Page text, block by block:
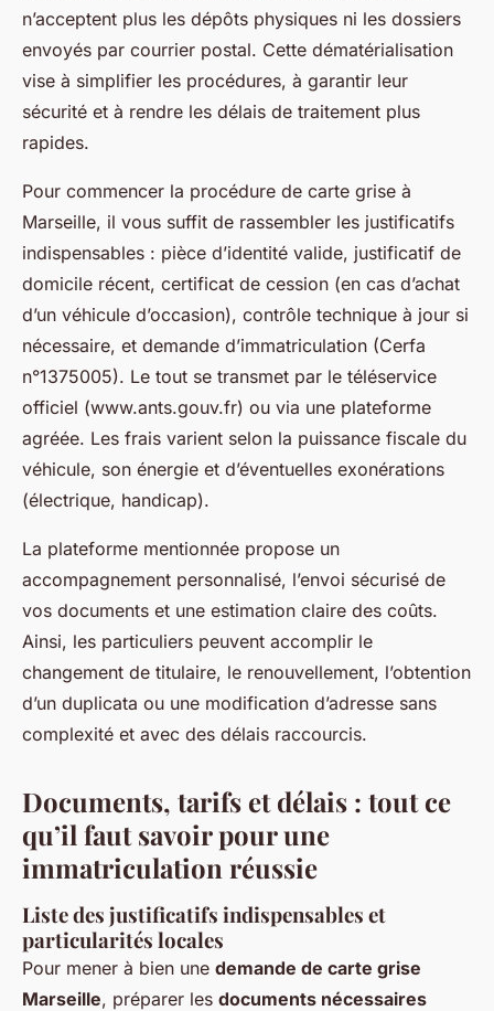
n’acceptent plus les dépôts physiques ni les dossiers
envoyés par courrier postal. Cette dématérialisation
vise à simplifier les procédures, à garantir leur
sécurité et à rendre les délais de traitement plus
rapides.
Pour commencer la procédure de carte grise à
Marseille, il vous suffit de rassembler les justificatifs
indispensables : pièce d’identité valide, justificatif de
domicile récent, certificat de cession (en cas d’achat
d’un véhicule d’occasion), contrôle technique à jour si
nécessaire, et demande d’immatriculation (Cerfa
n°1375005). Le tout se transmet par le téléservice
officiel (www.ants.gouv.fr) ou via une plateforme
agréée. Les frais varient selon la puissance fiscale du
véhicule, son énergie et d’éventuelles exonérations
(électrique, handicap).
La plateforme mentionnée propose un
accompagnement personnalisé, l’envoi sécurisé de
vos documents et une estimation claire des coûts.
Ainsi, les particuliers peuvent accomplir le
changement de titulaire, le renouvellement, l’obtention
d’un duplicata ou une modification d’adresse sans
complexité et avec des délais raccourcis.
Documents, tarifs et délais : tout ce
qu’il faut savoir pour une
immatriculation réussie
Liste des justificatifs indispensables et
particularités locales
Pour mener à bien une demande de carte grise
Marseille, préparer les documents nécessaires